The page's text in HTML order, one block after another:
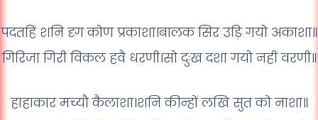
पदतहिं शनि दृग कोण प्रकाशा।बालक सिर उड़ि गयो अकाशा॥
गिरिजा गिरी विकल हवै धरणी।सो दुःख दशा गयो नहीं वरणी॥
हाहाकार मच्यौ कैलाशा।शनि कीन्हों लखि सुत को नाशा॥